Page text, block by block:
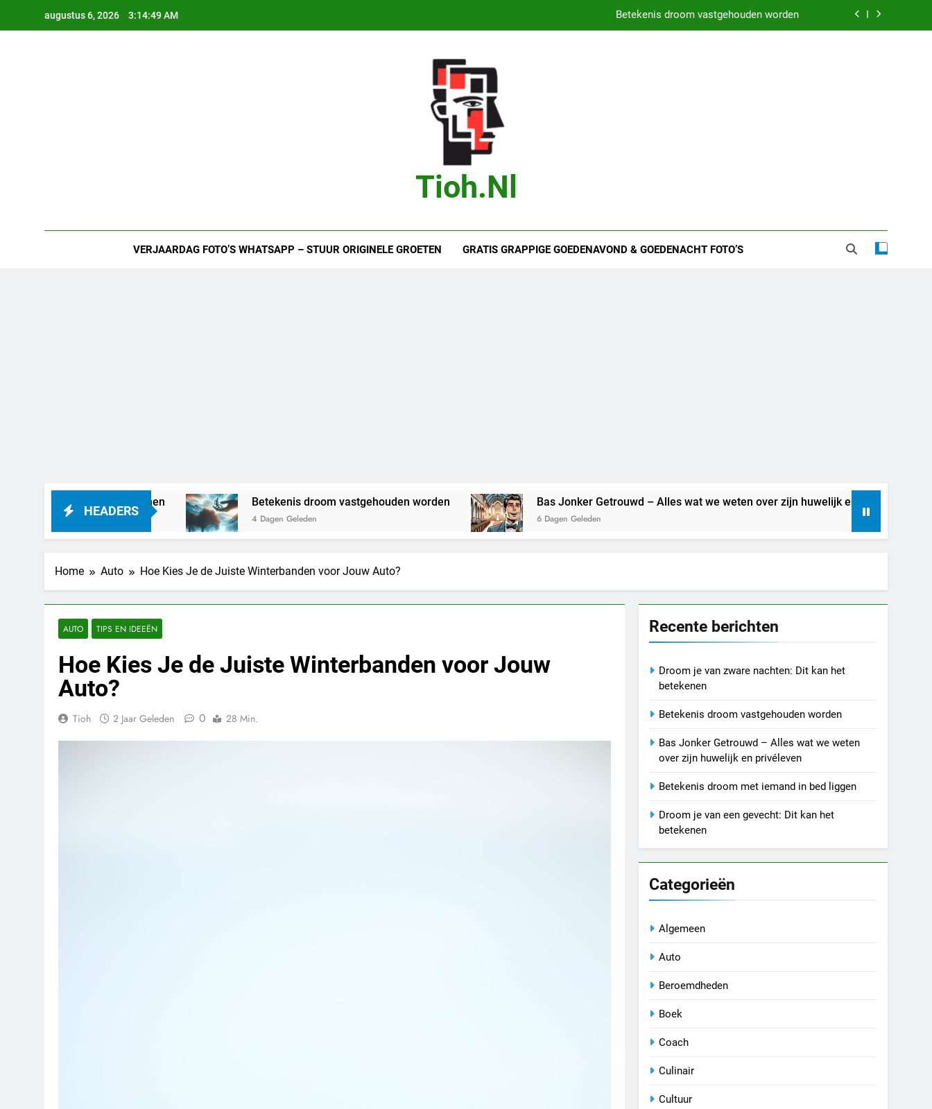
augustus 6, 2026 3:14:50 AM Betekenis droom vastgehouden worden
Bas Jonker Getrouwd – Alles wat we weten over zijn huwelijk en privéleven
Tioh.nl
VERJAARDAG FOTO’S WHATSAPP – STUUR ORIGINELE GROETEN GRATIS GRAPPIGE GOEDENAVOND & GOEDENACHT FOTO’S
HEADERS
het betekenen Betekenis droom vastgehouden worden
4 Dagen Geleden
Bas Jonker Getrouwd – Alles wat we weten over zijn huwelijk en privéleven
6 Dagen Geleden
Home Auto Hoe Kies Je de Juiste Winterbanden voor Jouw Auto?
AUTO TIPS EN IDEEËN
Hoe Kies Je de Juiste Winterbanden voor Jouw
Auto?
Tioh 2 Jaar Geleden 0 28 Min.
Recente berichten
Droom je van zware nachten: Dit kan het
betekenen
Betekenis droom vastgehouden worden
Bas Jonker Getrouwd – Alles wat we weten
over zijn huwelijk en privéleven
Betekenis droom met iemand in bed liggen
Droom je van een gevecht: Dit kan het
betekenen
Categorieën
Algemeen
Auto
Beroemdheden
Boek
Coach
Culinair
Cultuur